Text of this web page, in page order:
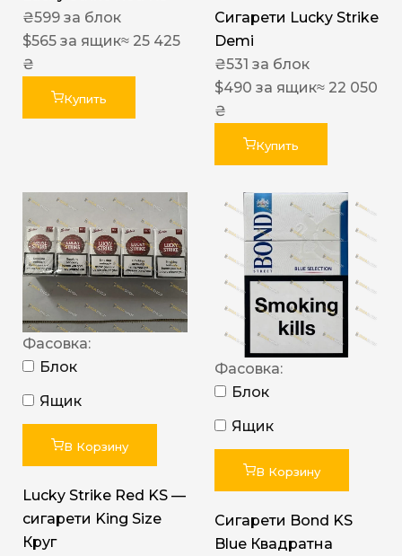
₴599 за блок
$565 за ящик≈ 25 425
₴
Купить
Сигарети Lucky Strike
Demi
₴531 за блок
$490 за ящик≈ 22 050
₴
Купить
Фасовка:
Блок
Ящик
В Корзину
Lucky Strike Red KS —
сигарети King Size
Круг
Фасовка:
Блок
Ящик
В Корзину
Сигарети Bond KS
Blue Квадратна